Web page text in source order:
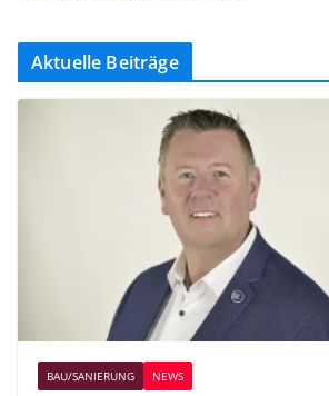
Aktuelle Beiträge
BAU/SANIERUNG NEWS